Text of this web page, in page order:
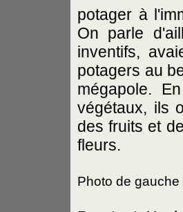
potager à
On parle
inventifs,
potagers au
mégapole.
végétaux, ils
des fruits et
fleurs.
Photo de